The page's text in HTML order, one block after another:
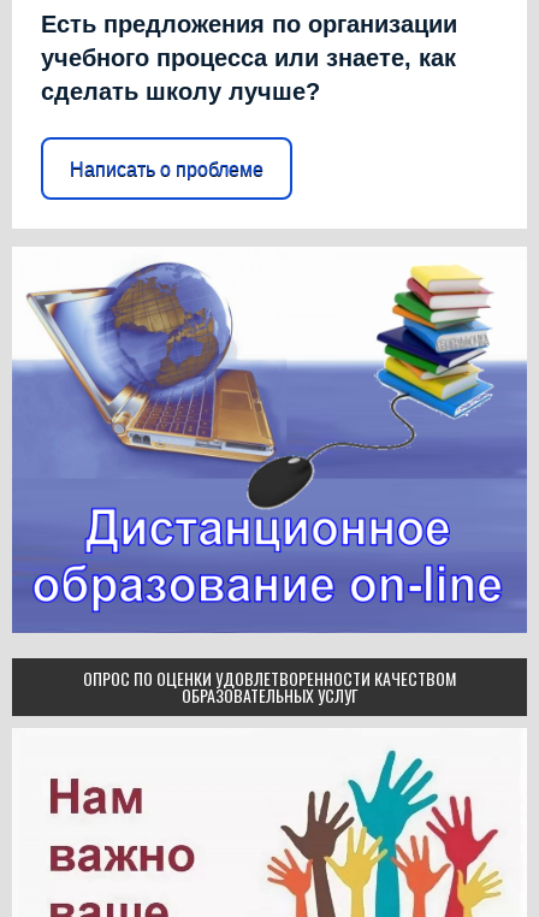
Есть предложения по организации
учебного процесса или знаете, как
сделать школу лучше?
Написать о проблеме
ОПРОС ПО ОЦЕНКИ УДОВЛЕТВОРЕННОСТИ КАЧЕСТВОМ
ОБРАЗОВАТЕЛЬНЫХ УСЛУГ